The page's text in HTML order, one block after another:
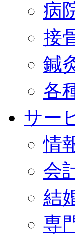
病
接
鍼
各
サー
情
会
結
専